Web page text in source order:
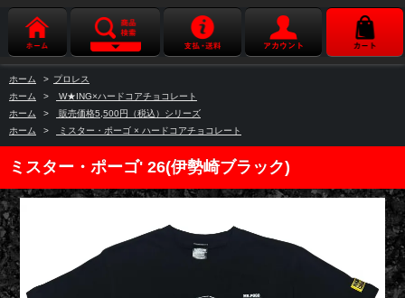
ホーム > プロレス
ホーム
>
W★ING×ハードコアチョコレート
ホーム
>
販売価格5,500円（税込）シリーズ
ホーム
> ミスター・ポーゴ × ハードコアチョコレート
ミスター・ポーゴ' 26(伊勢崎ブラック)